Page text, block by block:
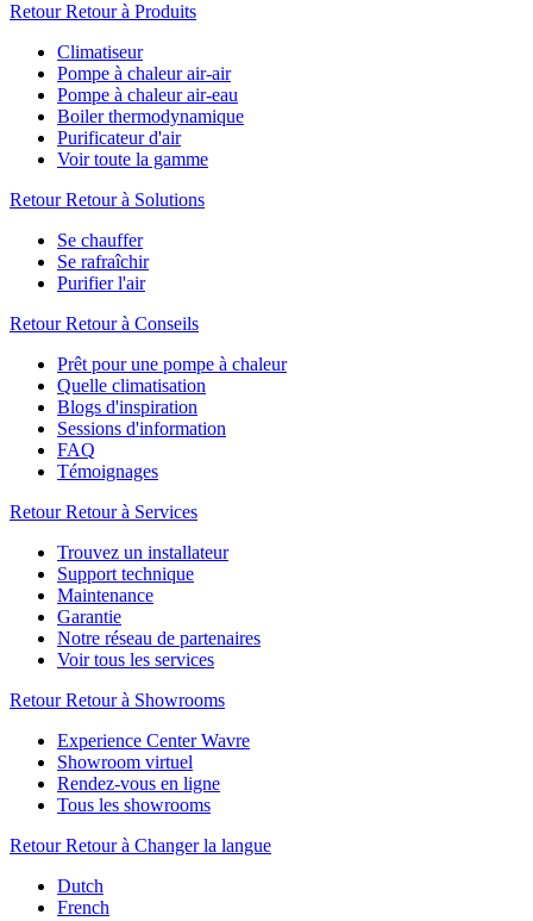
Retour Retour à Produits
Climatiseur
Pompe à chaleur air-air
Pompe à chaleur air-eau
Boiler thermodynamique
Purificateur d'air
Voir toute la gamme
Retour Retour à Solutions
Se chauffer
Se rafraîchir
Purifier l'air
Retour Retour à Conseils
Prêt pour une pompe à chaleur
Quelle climatisation
Blogs d'inspiration
Sessions d'information
FAQ
Témoignages
Retour Retour à Services
Trouvez un installateur
Support technique
Maintenance
Garantie
Notre réseau de partenaires
Voir tous les services
Retour Retour à Showrooms
Experience Center Wavre
Showroom virtuel
Rendez-vous en ligne
Tous les showrooms
Retour Retour à Changer la langue
Dutch
French